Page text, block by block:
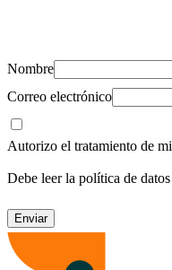
Nombre
Correo electrónico
Autorizo el tratamiento de
Debe leer la política de